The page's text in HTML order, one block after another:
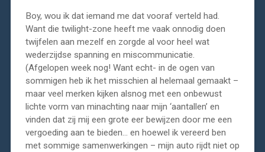
Boy, wou ik dat iemand me dat vooraf verteld had.
Want die twilight-zone heeft me vaak onnodig doen
twijfelen aan mezelf en zorgde al voor heel wat
wederzijdse spanning en miscommunicatie.
(Afgelopen week nog! Want echt- in de ogen van
sommigen heb ik het misschien al helemaal gemaakt –
maar veel merken kijken alsnog met een onbewust
lichte vorm van minachting naar mijn ‘aantallen’ en
vinden dat zij mij een grote eer bewijzen door me een
vergoeding aan te bieden… en hoewel ik vereerd ben
met sommige samenwerkingen – mijn auto rijdt niet op